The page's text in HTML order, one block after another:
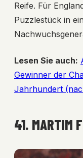
Reife. Für
Puzzlestück in
Lesen Sie auch:
Gewinner der
Jahrhundert
41. MARTIM